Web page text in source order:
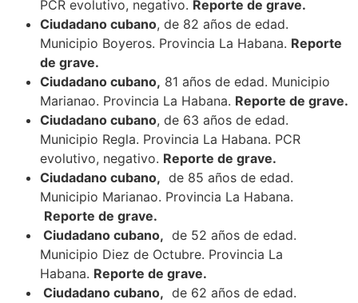
PCR evolutivo, negativo. Reporte de grave.
Ciudadano cubano, de 82 años de edad.
Municipio Boyeros. Provincia La Habana. Reporte
de grave.
Ciudadano cubano, 81 años de edad. Municipio
Marianao. Provincia La Habana. Reporte de grave.
Ciudadano cubano, de 63 años de edad.
Municipio Regla. Provincia La Habana. PCR
evolutivo, negativo. Reporte de grave.
Ciudadano cubano, de 85 años de edad.
Municipio Marianao. Provincia La Habana.
Reporte de grave.
Ciudadano cubano, de 52 años de edad.
Municipio Diez de Octubre. Provincia La
Habana. Reporte de grave.
Ciudadano cubano, de 62 años de edad.